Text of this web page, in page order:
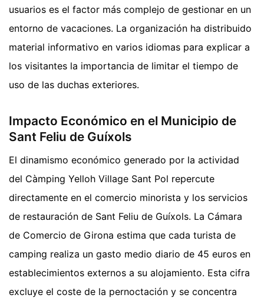
usuarios es el factor más complejo de gestionar en un
entorno de vacaciones. La organización ha distribuido
material informativo en varios idiomas para explicar a
los visitantes la importancia de limitar el tiempo de
uso de las duchas exteriores.
Impacto Económico en el Municipio de
Sant Feliu de Guíxols
El dinamismo económico generado por la actividad
del Càmping Yelloh Village Sant Pol repercute
directamente en el comercio minorista y los servicios
de restauración de Sant Feliu de Guíxols. La Cámara
de Comercio de Girona estima que cada turista de
camping realiza un gasto medio diario de 45 euros en
establecimientos externos a su alojamiento. Esta cifra
excluye el coste de la pernoctación y se concentra